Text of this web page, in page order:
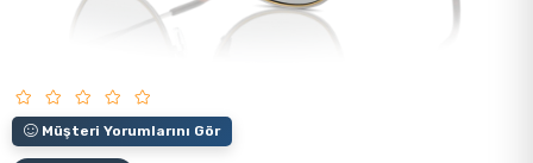
Müşteri Yorumlarını Gör